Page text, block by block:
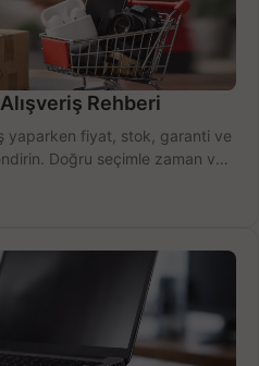
Rehberi
yaparken fiyat, stok, garanti ve
Doğru seçimle zaman ve